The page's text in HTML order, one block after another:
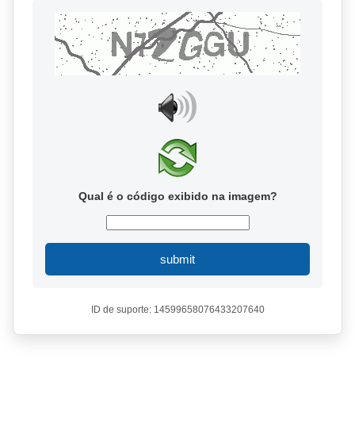
Qual é o código exibido na imagem?
submit
ID de suporte: 14599658076433207640